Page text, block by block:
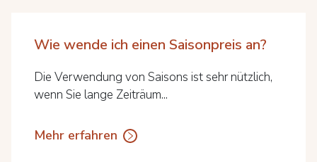
Wie wende ich einen Saisonpreis an?
Die Verwendung von Saisons ist sehr nützlich,
wenn Sie lange Zeiträum...
Mehr erfahren